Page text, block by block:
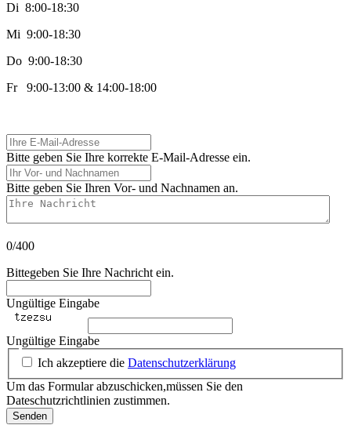
Di 8:00-18:30
Mi 9:00-18:30
Do 9:00-18:30
Fr 9:00-13:00 & 14:00-18:00
Ihre E-Mail-Adresse
Bitte geben Sie Ihre korrekte E-Mail-Adresse ein.
Ihr Vor- und Nachnamen
Bitte geben Sie Ihren Vor- und Nachnamen an.
Ihre Nachricht
0/400
Bittegeben Sie Ihre Nachricht ein.
Ungültige Eingabe
Ungültige Eingabe
Ich akzeptiere die Datenschutzerklärung
Um das Formular abzuschicken,müssen Sie den
Dateschutzrichtlinien zustimmen.
Senden